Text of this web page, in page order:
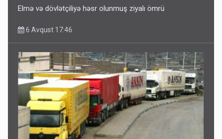
Elmə və dövlətçiliyə həsr olunmuş ziyalı ömrü
6 Avqust 17:46